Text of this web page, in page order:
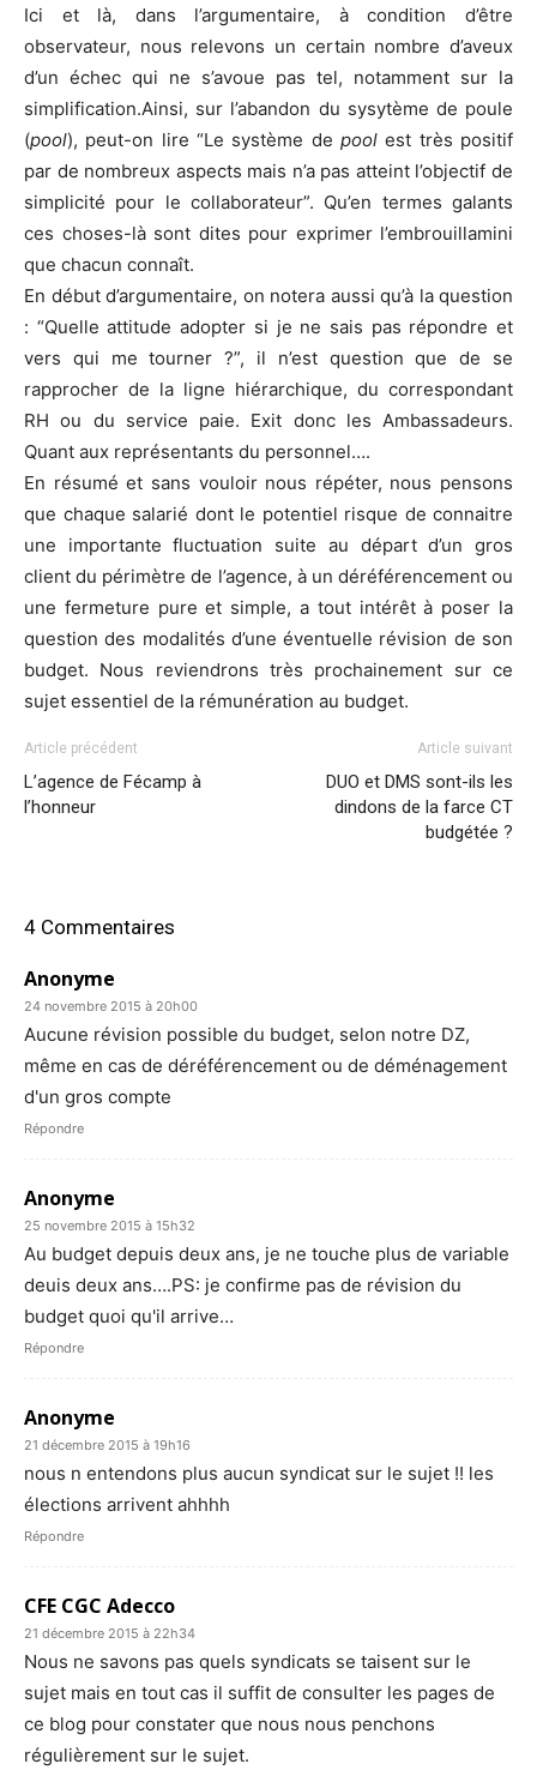
Ici et là, dans l’argumentaire, à condition d’être
observateur, nous relevons un certain nombre d’aveux
d’un échec qui ne s’avoue pas tel, notamment sur la
simplification.Ainsi, sur l’abandon du sysytème de poule
(pool), peut-on lire “Le système de pool est très positif
par de nombreux aspects mais n’a pas atteint l’objectif de
simplicité pour le collaborateur”. Qu’en termes galants
ces choses-là sont dites pour exprimer l’embrouillamini
que chacun connaît.
En début d’argumentaire, on notera aussi qu’à la question
: “Quelle attitude adopter si je ne sais pas répondre et
vers qui me tourner ?”, il n’est question que de se
rapprocher de la ligne hiérarchique, du correspondant
RH ou du service paie. Exit donc les Ambassadeurs.
Quant aux représentants du personnel….
En résumé et sans vouloir nous répéter, nous pensons
que chaque salarié dont le potentiel risque de connaitre
une importante fluctuation suite au départ d’un gros
client du périmètre de l’agence, à un déréférencement ou
une fermeture pure et simple, a tout intérêt à poser la
question des modalités d’une éventuelle révision de son
budget. Nous reviendrons très prochainement sur ce
sujet essentiel de la rémunération au budget.
Article précédent
L’agence de Fécamp à
l’honneur
Article suivant
DUO et DMS sont-ils les
dindons de la farce CT
budgétée ?
4 Commentaires
Anonyme
24 novembre 2015 à 20h00
Aucune révision possible du budget, selon notre DZ,
même en cas de déréférencement ou de déménagement
d'un gros compte
Répondre
Anonyme
25 novembre 2015 à 15h32
Au budget depuis deux ans, je ne touche plus de variable
deuis deux ans….PS: je confirme pas de révision du
budget quoi qu'il arrive…
Répondre
Anonyme
21 décembre 2015 à 19h16
nous n entendons plus aucun syndicat sur le sujet !! les
élections arrivent ahhhh
Répondre
CFE CGC Adecco
21 décembre 2015 à 22h34
Nous ne savons pas quels syndicats se taisent sur le
sujet mais en tout cas il suffit de consulter les pages de
ce blog pour constater que nous nous penchons
régulièrement sur le sujet.